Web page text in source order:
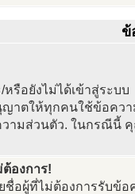
ข้
รือยังไม่ได้เข้าสู่ระบบ
ญาตให้ทุกคนใช้ข้อคว
มส่วนตัว. ในกรณีนี้ คุ
องการ!
ชื่อผู้ที่ไม่ต้องการรับข้